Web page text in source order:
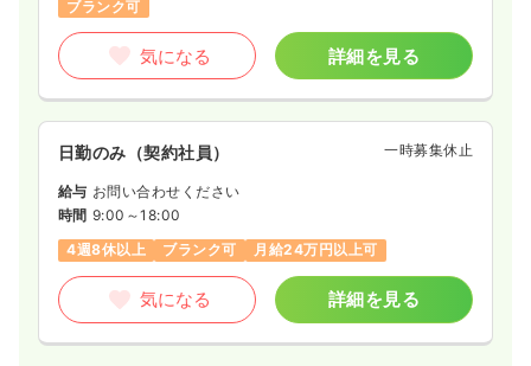
ブランク可
気になる 詳細を見る
日勤のみ（契約社員） 一時募集休止
給与 お問い合わせください
時間 9:00～18:00
4週8休以上
ブランク可 月給24万円以上可
気になる 詳細を見る